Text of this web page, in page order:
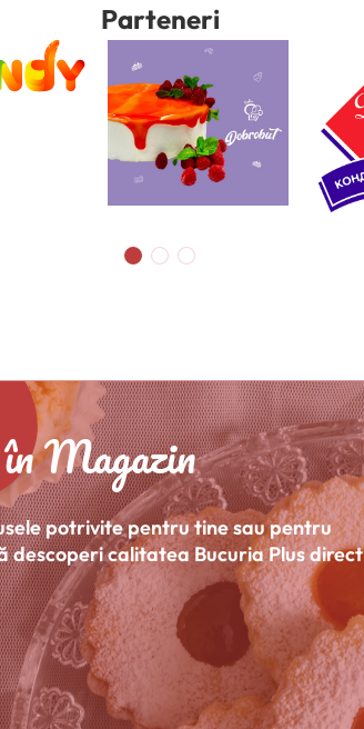
Parteneri
Magazin
potrivite pentru tine sau pentru
descoperi calitatea Bucuria Plus direct